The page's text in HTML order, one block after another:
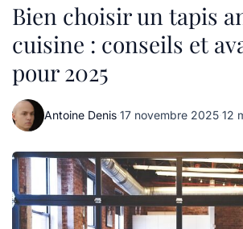
Bien choisir un tapis
cuisine : conseils et
pour 2025
Antoine Denis·17 novembre 2025·12